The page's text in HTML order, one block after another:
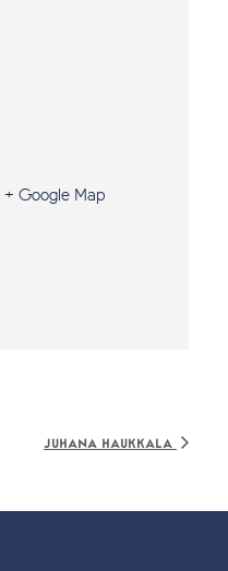
+ Google Map
Juhana Haukkala